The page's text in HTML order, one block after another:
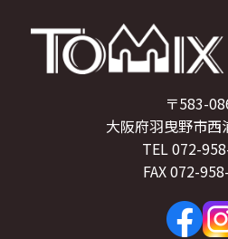
〒583-
大阪府羽曳野市西
TEL 072-
FAX 072-